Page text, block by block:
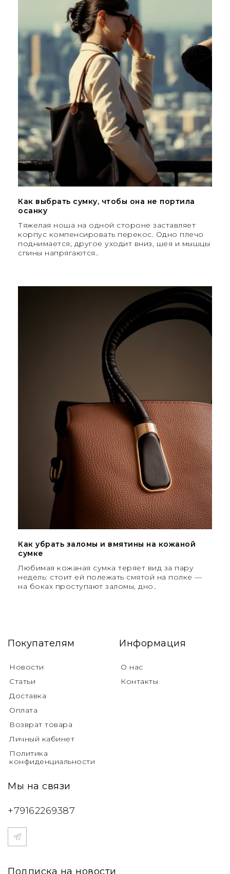
Как выбрать сумку, чтобы она не портила
осанку
Тяжелая ноша на одной стороне заставляет
корпус компенсировать перекос. Одно плечо
поднимается, другое уходит вниз, шея и мышцы
спины напрягаются..
Как убрать заломы и вмятины на кожаной
сумке
Любимая кожаная сумка теряет вид за пару
недель: стоит ей полежать смятой на полке —
на боках проступают заломы, дно..
Покупателям
Новости
Статьи
Доставка
Оплата
Возврат товара
Личный кабинет
Политика
конфиденциальности
Информация
О нас
Контакты
Мы на связи
+79162269387
Подписка на новости